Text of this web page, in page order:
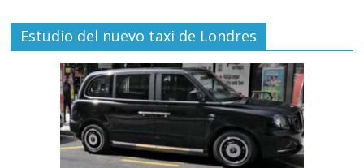
Estudio del nuevo taxi de Londres